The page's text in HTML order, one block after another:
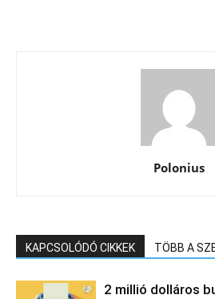
Polonius
KAPCSOLÓDÓ CIKKEK TÖBB A
2 millió dolláros